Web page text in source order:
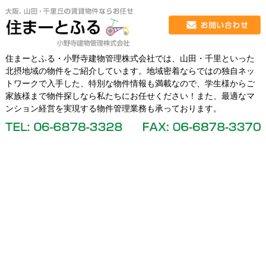
住まーとふる・小野寺建物管理株式会社では、山田・千里といった
北摂地域の物件をご紹介しています。地域密着ならではの独自ネッ
トワークで入手した、特別な物件情報も満載なので、学生様からご
家族様まで物件探しなら私たちにお任せください！また、最適なマ
ンション経営を実現する物件管理業務も承っております。